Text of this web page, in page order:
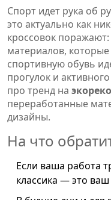
Спорт идет рука об
это актуально как
кроссовок
материалов, которые
спортивную обувь
прогулок и
про тренд на
переработанные
дизайны.
На что
Если ваша работа
классика — это